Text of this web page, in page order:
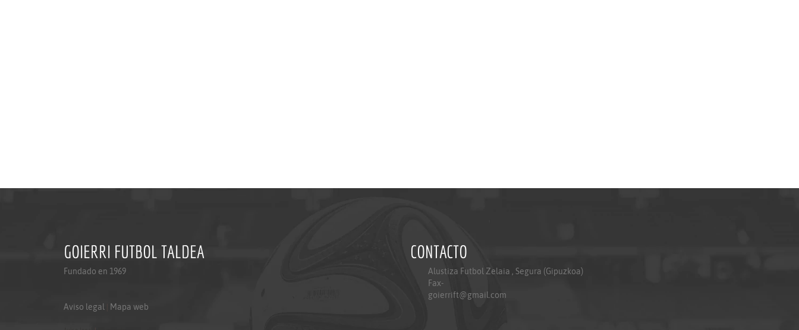
GOIERRI FUTBOL TALDEA
Fundado en 1969
Aviso legal Mapa web
CONTACTO
Alustiza Futbol Zelaia , Segura (Gipuzkoa)
Fax-
goierrift@gmail.com